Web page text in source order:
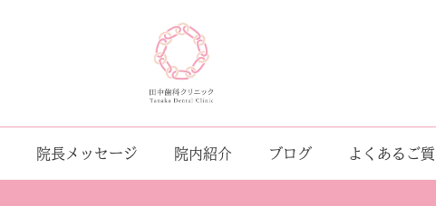
院長メッセージ 院内紹介 ブログ よくあるご